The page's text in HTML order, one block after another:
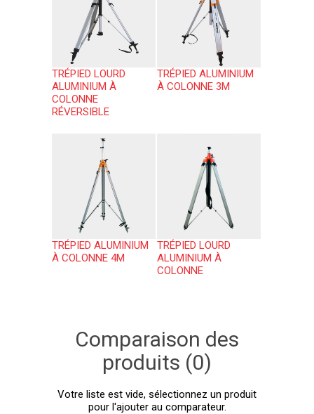
TRÉPIED LOURD
ALUMINIUM À
COLONNE
RÉVERSIBLE
TRÉPIED ALUMINIUM
À COLONNE 3M
TRÉPIED ALUMINIUM
À COLONNE 4M
TRÉPIED LOURD
ALUMINIUM À
COLONNE
Comparaison des
produits (0)
Votre liste est vide, sélectionnez un produit
pour l'ajouter au comparateur.